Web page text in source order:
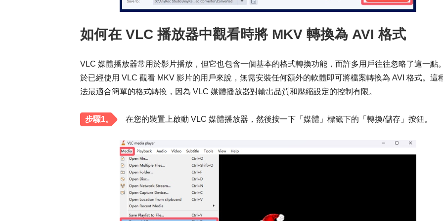
如何在 VLC 播放器中觀看時將 MKV 轉換為 AVI 格式
VLC 媒體播放器常用於影片播放，但它也包含一個基本的格式轉換功能，而許多用戶往往忽略了這一點
於已經使用 VLC 觀看 MKV 影片的用戶來說，無需安裝任何額外的軟體即可將檔案轉換為 AVI 格式。這
法最適合簡單的格式轉換，因為 VLC 媒體播放器對輸出品質和壓縮設定的控制有限。
步驟1。 在您的裝置上啟動 VLC 媒體播放器，然後按一下「媒體」標籤下的「轉換/儲存」按鈕。